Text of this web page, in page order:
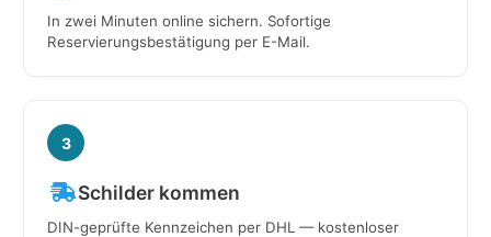
In zwei Minuten online sichern. Sofortige
Reservierungsbestätigung per E-Mail.
3
Schilder kommen
DIN-geprüfte Kennzeichen per DHL — kostenloser